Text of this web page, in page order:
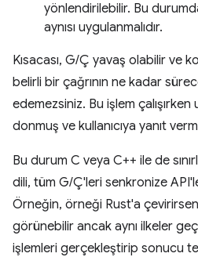
yönlendirilebilir. Bu
aynısı uygulanmalıdır.
Kısacası, G/Ç yavaş olabilir ve
belirli bir çağrının ne kadar
edemezsiniz. Bu işlem çalışırken
donmuş ve kullanıcıya yanıt
Bu durum C veya C++ ile de
dili, tüm G/Ç'leri senkronize
Örneğin, örneği Rust'a
görünebilir ancak aynı ilkeler
işlemleri gerçekleştirip sonucu